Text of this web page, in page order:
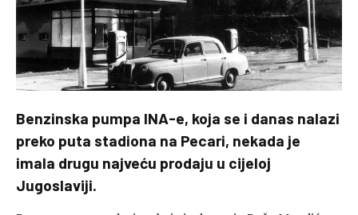
Benzinska pumpa INA-e, koja se i danas nalazi
preko puta stadiona na Pecari, nekada je
imala drugu najveću prodaju u cijeloj
Jugoslaviji.